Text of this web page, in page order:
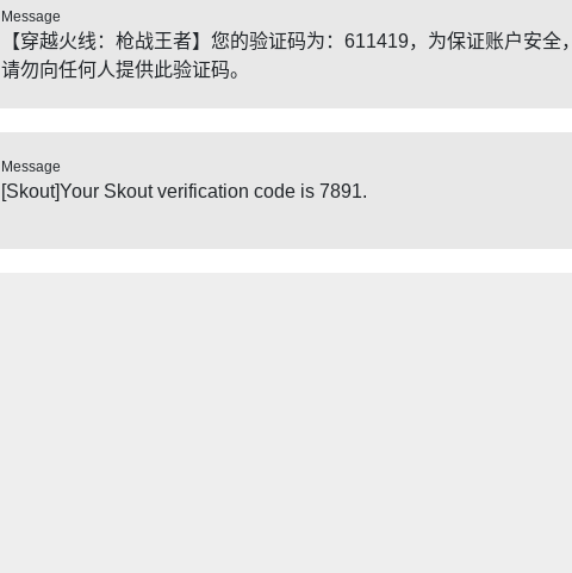
Message
【穿越火线：枪战王者】您的验证码为：611419，为保证账户安全，
请勿向任何人提供此验证码。
Message
[Skout]Your Skout verification code is 7891.